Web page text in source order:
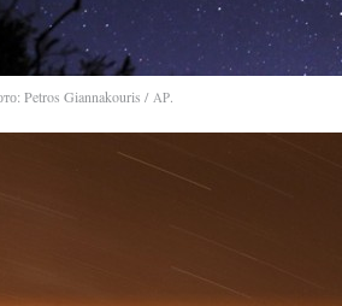
Petros Giannakouris / AP